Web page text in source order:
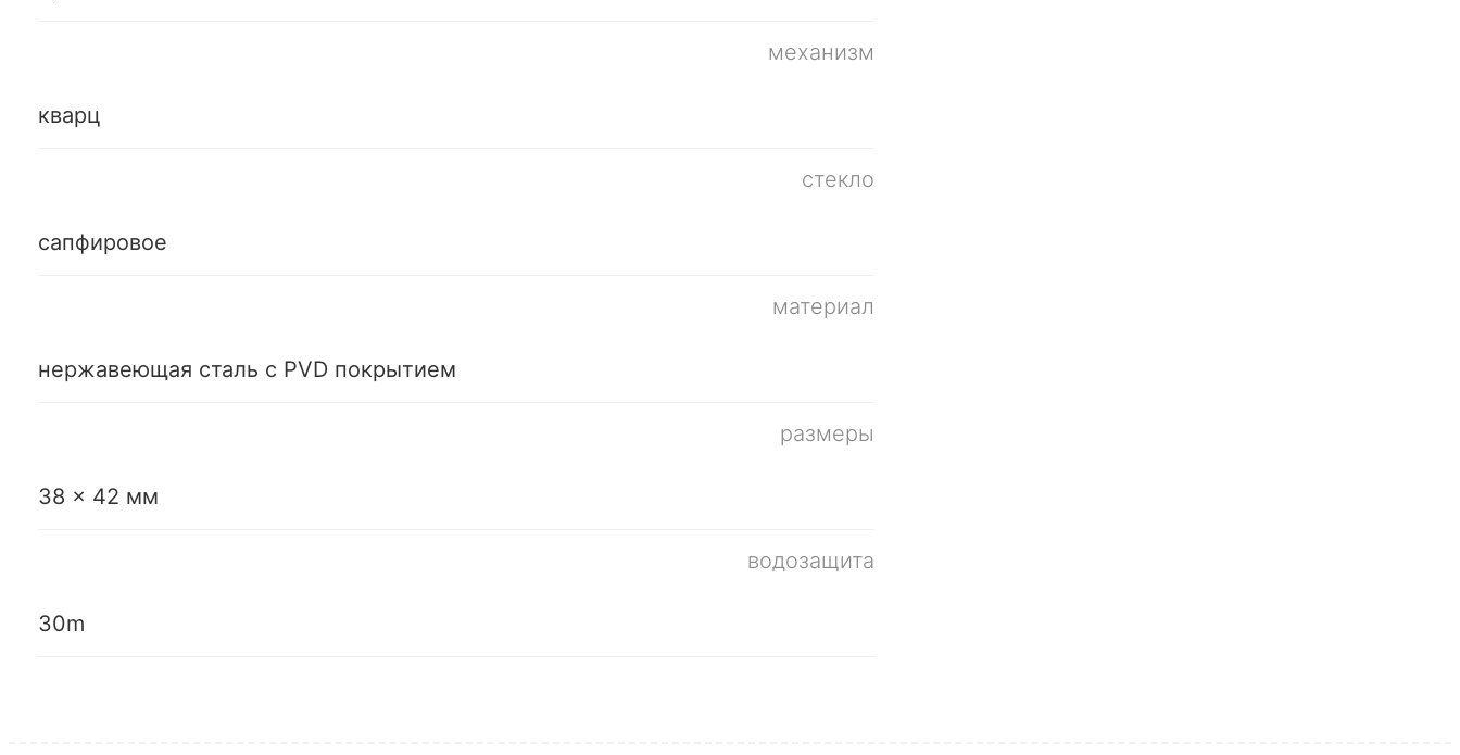
механизм
кварц
стекло
сапфировое
материал
нержавеющая сталь с PVD покрытием
размеры
38 x 42 мм
водозащита
30m